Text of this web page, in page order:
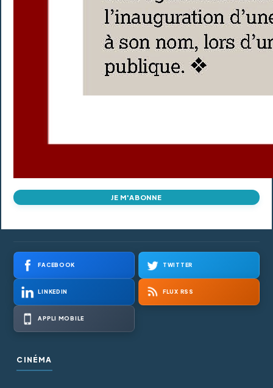
JE M'ABONNE
FACEBOOK TWITTER
LINKEDIN FLUX RSS
APPLI MOBILE
CINÉMA